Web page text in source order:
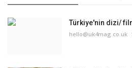
Türkiye'nin dizi/
hello@uk4mag.co.uk